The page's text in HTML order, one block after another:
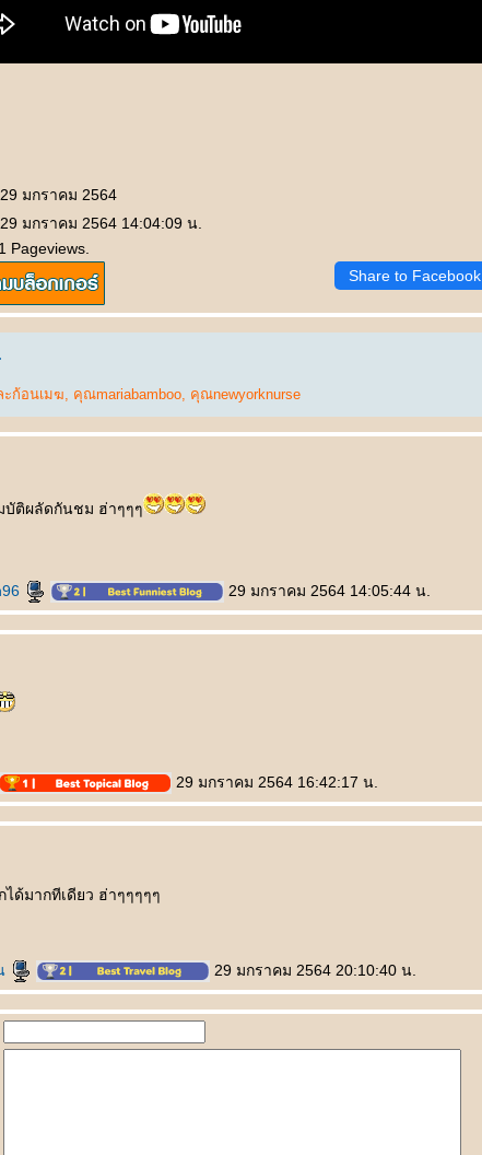
มกราคม 2564
มกราคม 2564 14:04:09 น.
Pageviews.
Share to Facebook
ก้อนเมฆ, คุณmariabamboo, คุณnewyorknurse
บัติผลัดกันชม ฮ่าๆๆๆ
29 มกราคม 2564 14:05:44 น.
29 มกราคม 2564 16:42:17 น.
ได้มากทีเดียว ฮ่าๆๆๆๆๆ
29 มกราคม 2564 20:10:40 น.